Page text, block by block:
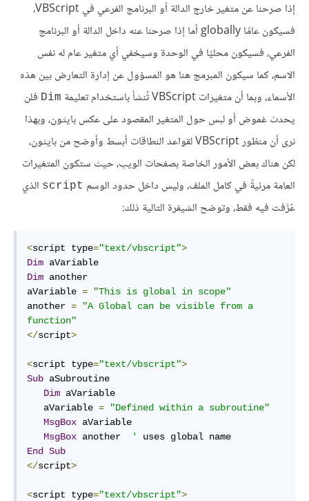
إذا صرحنا عن متغير خارج الدالة أو البرنامج الفرعي في VBScript،
فسيكون عامًا globally أما إذا صرحنا عنه داخل الدالة أو البرنامج
الفرعي، فسيكون محليًا في الوحدة وسيخفي أي متغير عام له نفس
الاسم، كما سيكون المبرمج هنا هو المسؤول عن إدارة التعارض بين هذه
الأسماء، وبما أن متغيرات VBScript تُنشأ باستخدام تعليمة
Dim فلن
يحدث غموض أو لبس حول المتغير المقصود على عكس بايثون، وبهذا
نرى أن منظور VBScript لقواعد النطاقات أبسط وأوضح من بايثون،
لكن هناك بعض الأمور الخاصة بصفحات الويب، حيث ستكون المتغيرات
العامة مرئيةً في كامل الملف، وليس داخل حدود الوسم script الذي
عُرَّفت فيه فقط، وتوضح الشيفرة التالية ذلك:
<script type="text/vbscript">
Dim
Dim another
aVariable =
"This is global in scope"
another =
"A Global can be visible from a
function"
</script>
<script type="text/vbscript">
Sub aSubroutine
Dim aVariable
   aVariable
=
"Defined within a subroutine"
MsgBox aVariable
MsgBox another '
End
Sub
</script>
<script type="text/vbscript">